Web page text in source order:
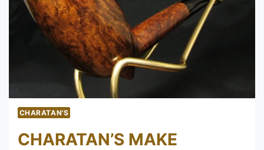
CHARATAN'S
CHARATAN’S MAKE